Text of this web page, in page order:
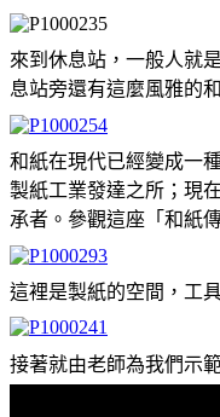
來到休息站，一般人就
息站旁還有這麼風雅的
和紙在現代已經變成一
製紙工業發達之所；現
承者。參觀這座「和紙
這裡是製紙的空間，工
接著就由老師為我們示